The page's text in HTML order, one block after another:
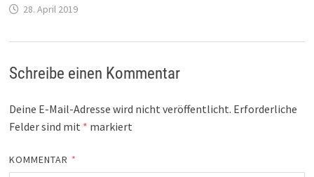
28. April 2019
Schreibe einen Kommentar
Deine E-Mail-Adresse wird nicht veröffentlicht. Erforderliche
Felder sind mit * markiert
KOMMENTAR *